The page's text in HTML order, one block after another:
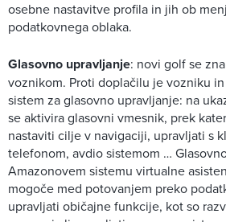
osebne nastavitve profila in jih ob
podatkovnega oblaka.
Glasovno upravljanje: novi golf se
voznikom. Proti doplačilu je vozniku
sistem za glasovno upravljanje: na
se aktivira glasovni vmesnik, prek
nastaviti cilje v navigaciji, upravljati s
telefonom, avdio sistemom …
Amazonovem sistemu virtualne
mogoče med potovanjem preko
upravljati običajne funkcije, kot so